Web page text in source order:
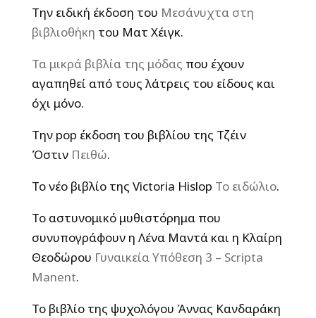
Την ειδική έκδοση του Μεσάνυχτα στη
βιβλιοθήκη του Ματ Χέιγκ.
Τα μικρά βιβλία της μόδας που έχουν
αγαπηθεί από τους λάτρεις του είδους και
όχι μόνο.
Την pop έκδοση του βιβλίου της Τζέιν
Όστιν Πειθώ.
Το νέο βιβλίο της Victoria Hislop Το ειδώλιο.
Το αστυνομικό μυθιστόρημα που
συνυπογράφουν η Λένα Μαντά και η Κλαίρη
Θεοδώρου Γυναικεία Υπόθεση 3 – Scripta
Manent.
Το βιβλίο της ψυχολόγου Άννας Κανδαράκη